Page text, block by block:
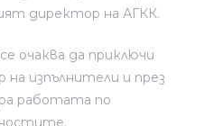
директор на АГКК.
очаква да приключи
на изпълнители и през
работата по